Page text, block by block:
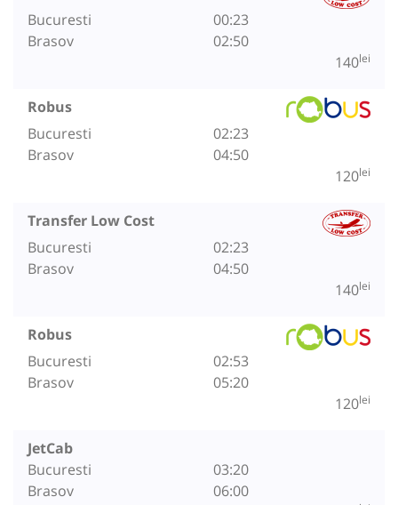
Bucuresti
Brasov
00:23
02:50
140lei
Robus
Bucuresti
Brasov
02:23
04:50
120lei
Transfer Low Cost
Bucuresti
Brasov
02:23
04:50
140lei
Robus
Bucuresti
Brasov
02:53
05:20
120lei
JetCab
Bucuresti
Brasov
03:20
06:00